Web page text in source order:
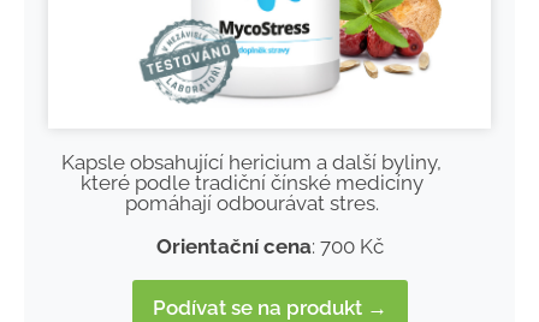
Kapsle obsahující hericium a další byliny,
které podle tradiční čínské medicíny
pomáhají odbourávat stres.
Orientační cena: 700 Kč
Podívat se na produkt →